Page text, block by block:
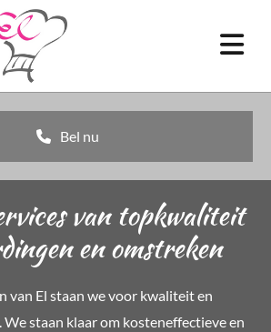
Bel nu
van topkwaliteit
en omstreken
van El staan we voor kwaliteit en
staan klaar om kosteneffectieve en